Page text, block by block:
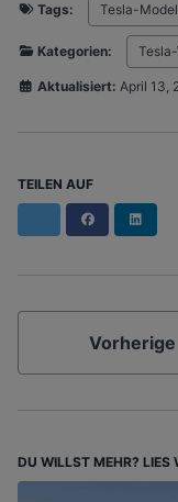
Tags: Tesla-
Kategorien:
Aktualisiert: April 13,
TEILEN AUF
Facebook
Vorherige
DU WILLST MEHR? LIES